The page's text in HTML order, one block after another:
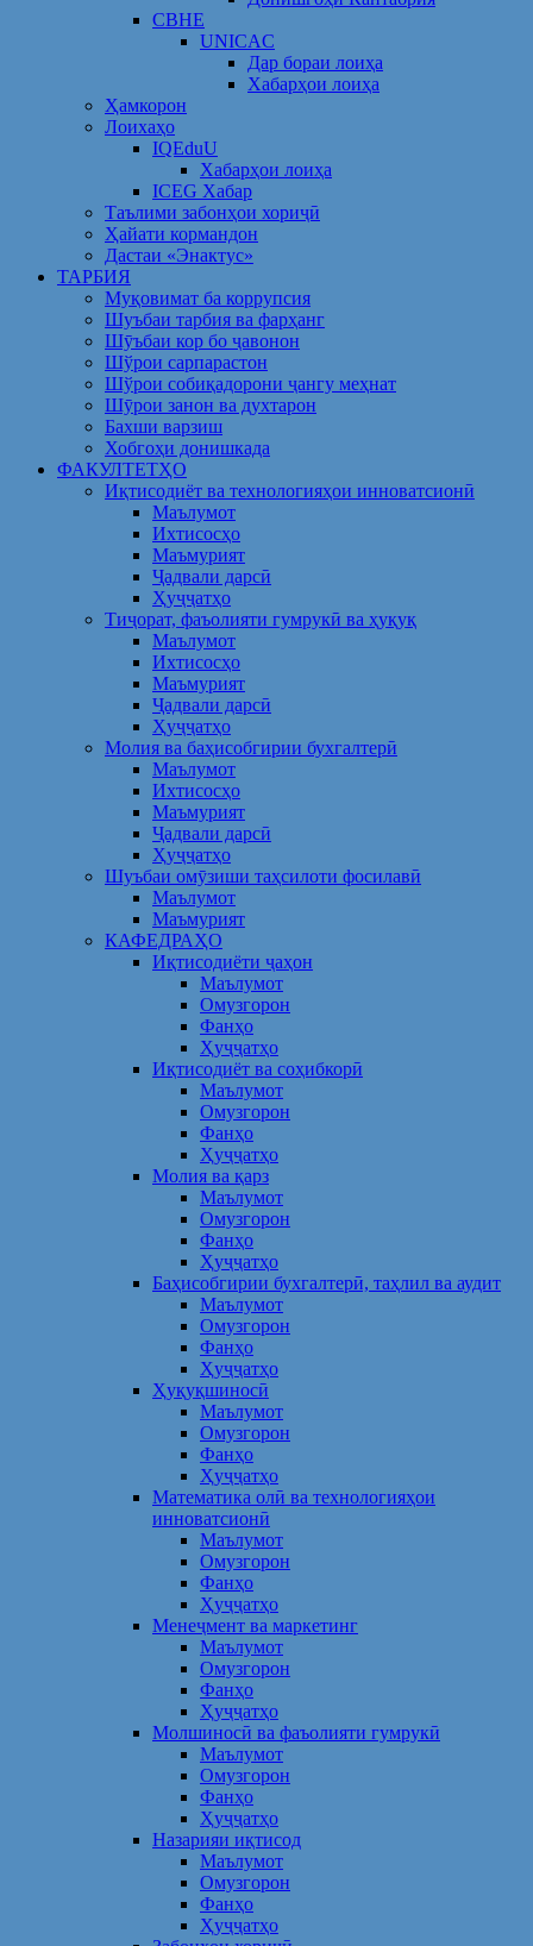
CBHE
UNICAC
Дар бораи лоиҳа
Хабарҳои лоиҳа
Ҳамкорон
Лоихаҳо
IQEduU
Хабарҳои лоиҳа
ICEG Хабар
Таълими забонҳои хориҷӣ
Ҳайати кормандон
Дастаи «Энактус»
ТАРБИЯ
Муқовимат ба коррупсия
Шуъбаи тарбия ва фарҳанг
Шӯъбаи кор бо ҷавонон
Шўрои сарпарастон
Шўрои собиқадорони ҷангу меҳнат
Шӯрои занон ва духтарон
Бахши варзиш
Хобгоҳи донишкада
ФАКУЛТЕТҲО
Иқтисодиёт ва технологияҳои инноватсионӣ
Маълумот
Ихтисосҳо
Маъмурият
Ҷадвали дарсӣ
Ҳуҷҷатҳо
Тиҷорат, фаъолияти гумрукӣ ва ҳуқуқ
Маълумот
Ихтисосҳо
Маъмурият
Ҷадвали дарсӣ
Ҳуҷҷатҳо
Молия ва баҳисобгирии бухгалтерӣ
Маълумот
Ихтисосҳо
Маъмурият
Ҷадвали дарсӣ
Ҳуҷҷатҳо
Шуъбаи омӯзиши таҳсилоти фосилавӣ
Маълумот
Маъмурият
КАФЕДРАҲО
Иқтисодиёти ҷаҳон
Маълумот
Омузгорон
Фанҳо
Ҳуҷҷатҳо
Иқтисодиёт ва соҳибкорӣ
Маълумот
Омузгорон
Фанҳо
Ҳуҷҷатҳо
Молия ва қарз
Маълумот
Омузгорон
Фанҳо
Ҳуҷҷатҳо
Баҳисобгирии бухгалтерӣ, таҳлил ва аудит
Маълумот
Омузгорон
Фанҳо
Ҳуҷҷатҳо
Ҳуқуқшиносӣ
Маълумот
Омузгорон
Фанҳо
Ҳуҷҷатҳо
Математика олӣ ва технологияҳои
инноватсионӣ
Маълумот
Омузгорон
Фанҳо
Ҳуҷҷатҳо
Менеҷмент ва маркетинг
Маълумот
Омузгорон
Фанҳо
Ҳуҷҷатҳо
Молшиносӣ ва фаъолияти гумрукӣ
Маълумот
Омузгорон
Фанҳо
Ҳуҷҷатҳо
Назарияи иқтисод
Маълумот
Омузгорон
Фанҳо
Ҳуҷҷатҳо